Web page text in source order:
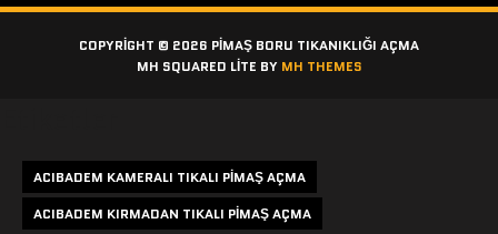
COPYRIGHT © 2026 PIMAŞ BORU TIKANIKLIĞI AÇMA
MH SQUARED LITE BY MH THEMES
ACIBADEM KAMERALI TIKALI PIMAŞ AÇMA
ACIBADEM KIRMADAN TIKALI PIMAŞ AÇMA